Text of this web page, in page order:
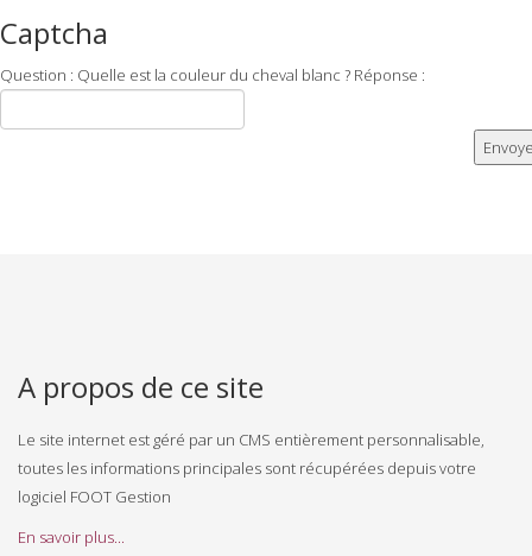
Captcha
Question : Quelle est la couleur du cheval blanc ? Réponse :
A propos de ce site
Le site internet est géré par un CMS entièrement personnalisable,
toutes les informations principales sont récupérées depuis votre
logiciel FOOT Gestion
En savoir plus...